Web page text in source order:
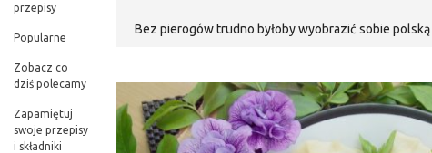
przepisy
Popularne
Zobacz co
dziś polecamy
Zapamiętuj
swoje przepisy
i składniki
Bez pierogów trudno byłoby wyobrazić sobie
jagodami albo z serem. Często kojarzą nam
zdecydowanie pierogi z jagodami albo na słodko
szczerze, że ta wersja pierogów